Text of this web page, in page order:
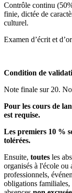
Contrôle continu
finie, dictée de
culturel.
Examen d’écrit et
Condition de
Note finale sur 20.
Pour les cours de
est requise.
Les premiers 10 %
tolérées.
Ensuite, toutes les
organisés à l'école ou
professionnels,
obligations familiales,